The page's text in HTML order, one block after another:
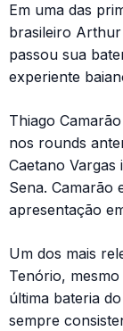
Em uma das
brasileiro
passou sua
experiente
Thiago
nos rounds
Caetano Vargas
Sena. Camarão
apresentação
Um dos mais
Tenório,
última bateria
sempre